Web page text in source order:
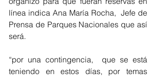
línea indica Ana María Rocha,  Jefe de
Prensa de Parques Nacionales que así
será.
“por una contingencia,  que se está
teniendo en estos días, por temas